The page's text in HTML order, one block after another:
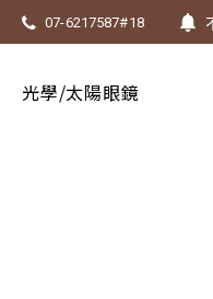
07-6217587#18
光學/太陽眼鏡